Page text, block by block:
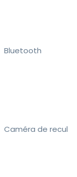
Bluetooth
Caméra de recul